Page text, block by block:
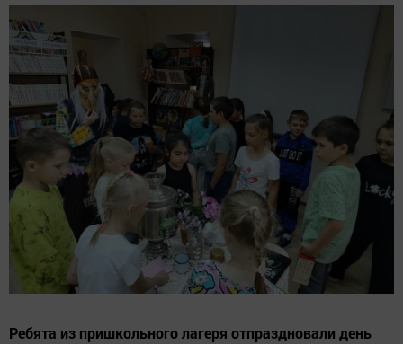
Ребята из пришкольного лагеря отпраздновали день